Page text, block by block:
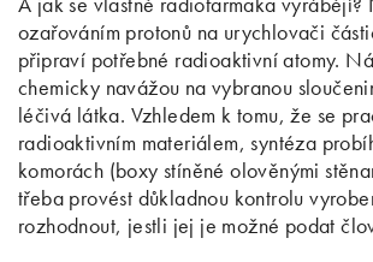
ozařováním protonů na urychlovači
připraví potřebné radioaktivní atomy.
chemicky navážou na vybranou
léčivá látka. Vzhledem k tomu, že se
radioaktivním materiálem, syntéza
komorách (boxy stíněné olověnými
třeba provést důkladnou kontrolu
rozhodnout, jestli jej je možné podat